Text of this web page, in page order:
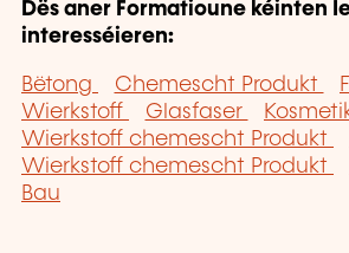
Dës aner Formatioune kéinten
interesséieren:
Bëtong Chemescht Produkt
Wierkstoff
Glasfaser
Wierkstoff chemescht Produkt
Wierkstoff chemescht Produkt
Bau